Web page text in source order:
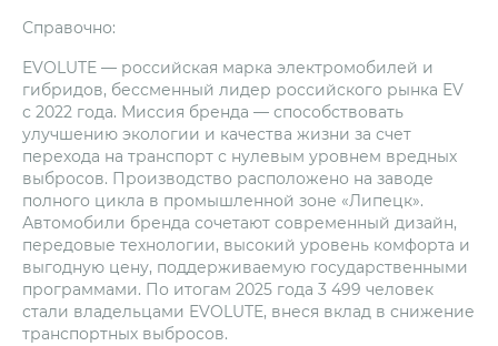
Справочно:
EVOLUTE — российская марка электромобилей и
гибридов, бессменный лидер российского рынка EV
с 2022 года. Миссия бренда — способствовать
улучшению экологии и качества жизни за счет
перехода на транспорт с нулевым уровнем вредных
выбросов. Производство расположено на заводе
полного цикла в промышленной зоне «Липецк».
Автомобили бренда сочетают современный дизайн,
передовые технологии, высокий уровень комфорта и
выгодную цену, поддерживаемую государственными
программами. По итогам 2025 года 3 499 человек
стали владельцами EVOLUTE, внеся вклад в снижение
транспортных выбросов.